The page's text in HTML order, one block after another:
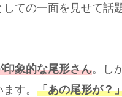
ての一面を見せて話
象的な尾形さん。し
す。 「あの尾形が？